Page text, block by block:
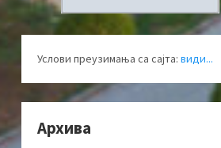
Услови преузимања са сајта: види...
Архива